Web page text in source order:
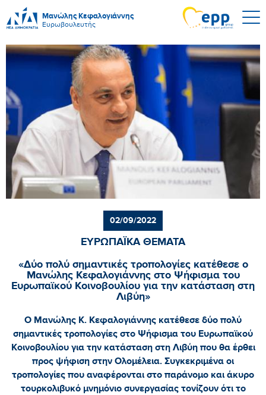
Μανώλης Κεφαλογιάννης
Ευρωβουλευτής
02/09/2022
ΕΥΡΩΠΑΪΚΑ ΘΕΜΑΤΑ
«Δύο πολύ σημαντικές τροπολογίες κατέθεσε ο
Μανώλης Κεφαλογιάννης στο Ψήφισμα του
Ευρωπαϊκού Κοινοβουλίου για την κατάσταση στη
Λιβύη»
Ο Μανώλης Κ. Κεφαλογιάννης κατέθεσε δύο πολύ
σημαντικές τροπολογίες στο Ψήφισμα του Ευρωπαϊκού
Κοινοβουλίου για την κατάσταση στη Λιβύη που θα έρθει
προς ψήφιση στην Ολομέλεια. Συγκεκριμένα οι
τροπολογίες που αναφέρονται στο παράνομο και άκυρο
τουρκολιβυκό μνημόνιο συνεργασίας τονίζουν ότι το